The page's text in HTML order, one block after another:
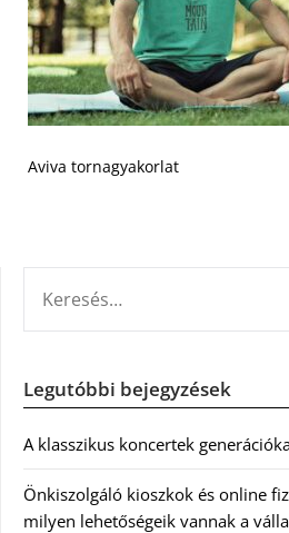
Aviva tornagyakorlat
Legutóbbi bejegyzések
A klasszikus koncertek
Önkiszolgáló kioszkok és online
milyen lehetőségeik vannak a